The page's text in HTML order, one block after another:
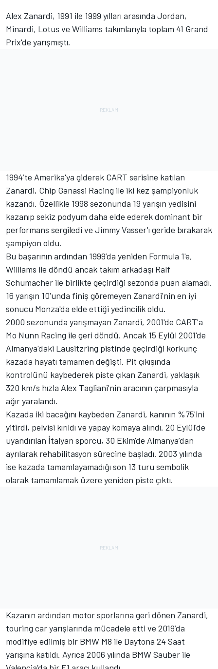
Alex Zanardi, 1991 ile 1999 yılları arasında Jordan,
Minardi, Lotus ve Williams takımlarıyla toplam 41 Grand
Prix'de yarışmıştı.
1994’te Amerika'ya giderek CART serisine katılan
Zanardi, Chip Ganassi Racing ile iki kez şampiyonluk
kazandı. Özellikle 1998 sezonunda 19 yarışın yedisini
kazanıp sekiz podyum daha elde ederek dominant bir
performans sergiledi ve Jimmy Vasser'ı geride bırakarak
şampiyon oldu.
Bu başarının ardından 1999’da yeniden Formula 1'e,
Williams ile döndü ancak takım arkadaşı Ralf
Schumacher ile birlikte geçirdiği sezonda puan alamadı.
16 yarışın 10'unda finiş göremeyen Zanardi'nin en iyi
sonucu Monza'da elde ettiği yedincilik oldu.
2000 sezonunda yarışmayan Zanardi, 2001'de CART'a
Mo Nunn Racing ile geri döndü. Ancak 15 Eylül 2001'de
Almanya'daki Lausitzring pistinde geçirdiği korkunç
kazada hayatı tamamen değişti. Pit çıkışında
kontrolünü kaybederek piste çıkan Zanardi, yaklaşık
320 km/s hızla Alex Tagliani'nin aracının çarpmasıyla
ağır yaralandı.
Kazada iki bacağını kaybeden Zanardi, kanının %75'ini
yitirdi, pelvisi kırıldı ve yapay komaya alındı. 20 Eylül'de
uyandırılan İtalyan sporcu, 30 Ekim'de Almanya’dan
ayrılarak rehabilitasyon sürecine başladı. 2003 yılında
ise kazada tamamlayamadığı son 13 turu sembolik
olarak tamamlamak üzere yeniden piste çıktı.
Kazanın ardından motor sporlarına geri dönen Zanardi,
touring car yarışlarında mücadele etti ve 2019’da
modifiye edilmiş bir BMW M8 ile Daytona 24 Saat
yarışına katıldı. Ayrıca 2006 yılında BMW Sauber ile